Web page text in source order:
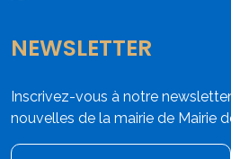
NEWSLETTER
Inscrivez-vous à notre
nouvelles de la mairie de Mairie